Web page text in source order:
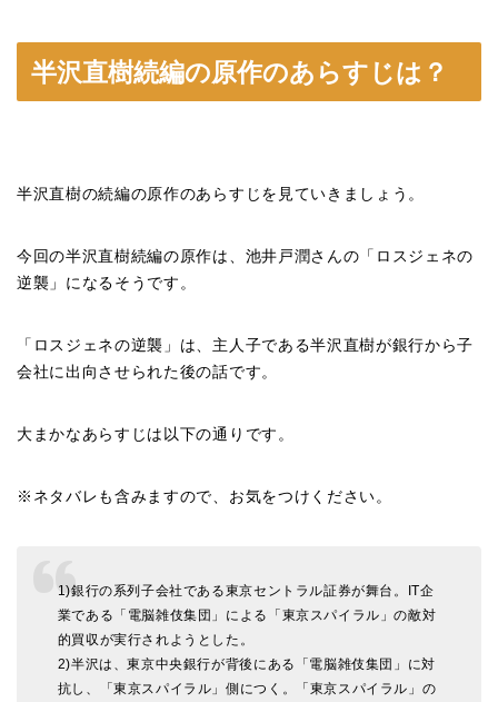
半沢直樹続編の原作のあらすじは？
半沢直樹の続編の原作のあらすじを見ていきましょう。
今回の半沢直樹続編の原作は、 池井戸潤さんの 「ロスジェネの
逆襲」になるそうです。
「ロスジェネの逆襲」は、主人子である半沢直樹が銀行から子
会社に出向させられた後の話です。
大まかなあらすじは以下の通りです。
※ネタバレも含みますので、お気をつけください。
1)銀行の系列子会社である東京セントラル証券が舞台。
IT企
業である「電脳雑伎集団」による「東京スパイラル」の敵対
的買収が実行されようとした。
2)半沢は、東京中央銀行が背後にある「電脳雑伎集団」に対
抗し、「東京スパイラル」側につく。「東京スパイラル」の